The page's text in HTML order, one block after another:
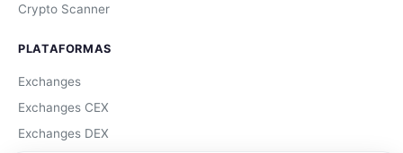
Crypto Scanner
PLATAFORMAS
Exchanges
Exchanges CEX
Exchanges DEX